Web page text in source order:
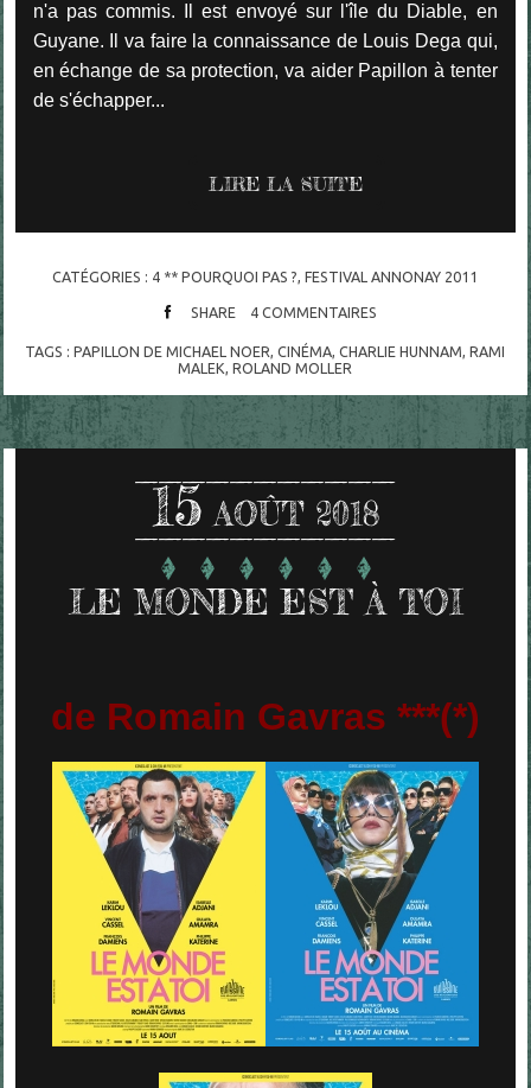
n'a pas commis. Il est envoyé sur l'île du Diable, en
Guyane. Il va faire la connaissance de Louis Dega qui,
en échange de sa protection, va aider Papillon à tenter
de s'échapper...
LIRE LA SUITE
CATÉGORIES : 4 ** POURQUOI PAS ?,FESTIVAL ANNONAY 2011
SHARE 4 COMMENTAIRES
TAGS :PAPILLON DE MICHAEL NOER,CINÉMA,CHARLIE HUNNAM,RAMI
MALEK,ROLAND MOLLER
15 AOÛT 2018
LE MONDE EST À TOI
de Romain Gavras ***(*)